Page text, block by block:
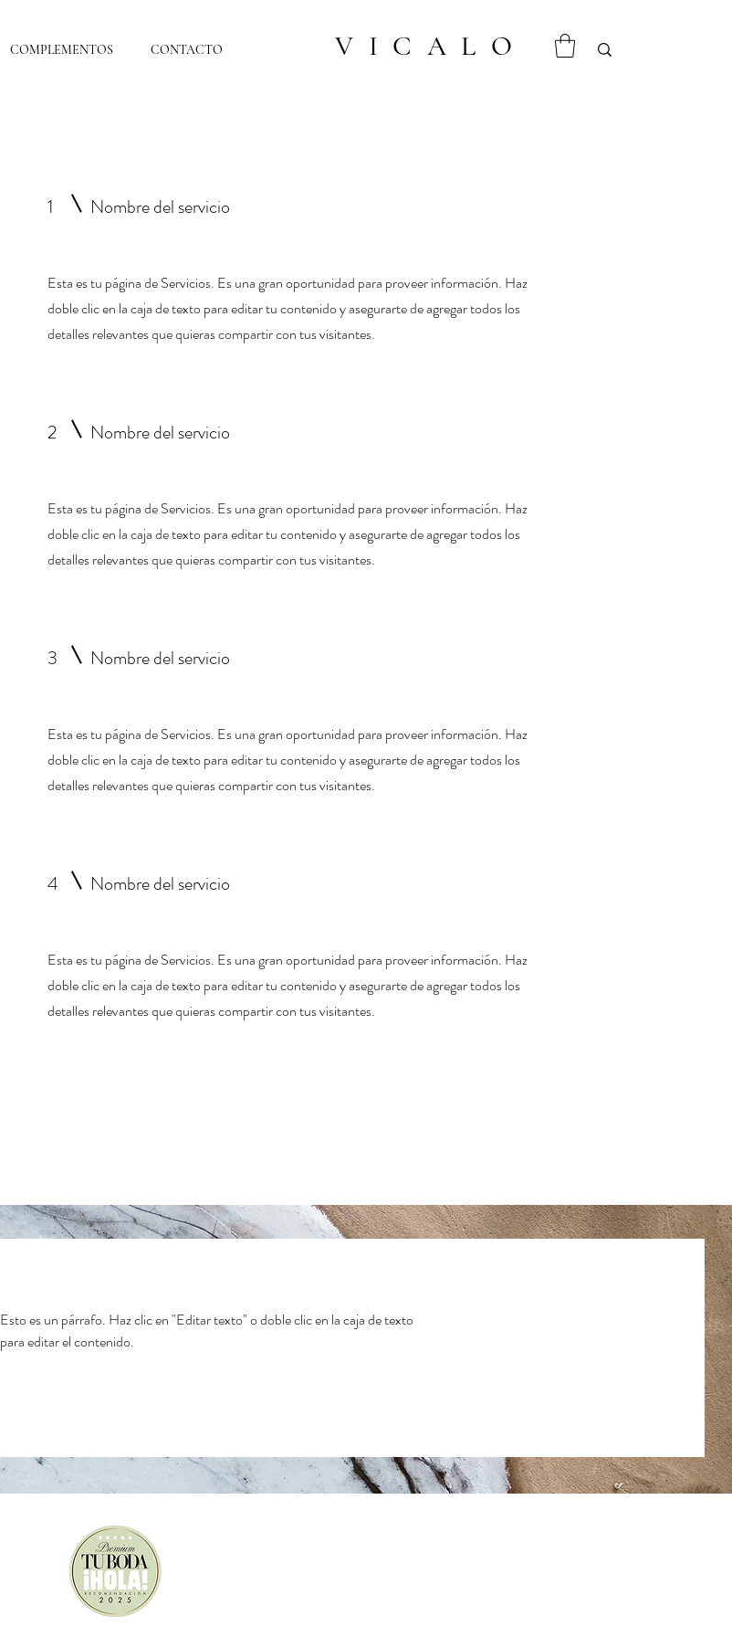
COMPLEMENTOS CONTACTO VICALO
1 Nombre del servicio
Esta es tu página de Servicios. Es una gran oportunidad para proveer información. Haz
doble clic en la caja de texto para editar tu contenido y asegurarte de agregar todos los
detalles relevantes que quieras compartir con tus visitantes.
2 Nombre del servicio
Esta es tu página de Servicios. Es una gran oportunidad para proveer información. Haz
doble clic en la caja de texto para editar tu contenido y asegurarte de agregar todos los
detalles relevantes que quieras compartir con tus visitantes.
3 Nombre del servicio
Esta es tu página de Servicios. Es una gran oportunidad para proveer información. Haz
doble clic en la caja de texto para editar tu contenido y asegurarte de agregar todos los
detalles relevantes que quieras compartir con tus visitantes.
4 Nombre del servicio
Esta es tu página de Servicios. Es una gran oportunidad para proveer información. Haz
doble clic en la caja de texto para editar tu contenido y asegurarte de agregar todos los
detalles relevantes que quieras compartir con tus visitantes.
Esto es un párrafo. Haz clic en "Editar texto" o doble clic en la caja de texto
para editar el contenido.